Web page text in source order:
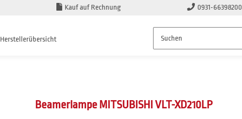
Kauf auf Rechnung 0931-66398200
Herstellerübersicht
Beamerlampe MITSUBISHI VLT-XD210LP